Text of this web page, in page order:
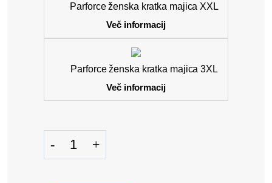
Parforce ženska kratka majica XXL
Več informacij
Parforce ženska kratka majica 3XL
Več informacij